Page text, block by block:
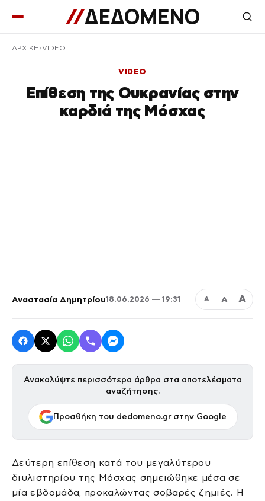
ΑΡΧΙΚΉ VIDEO
VIDEO
Επίθεση της Ουκρανίας στην
καρδιά της Μόσχας
Αναστασία Δημητρίου18.06.2026 — 19:31 Α Α Α
Ανακαλύψτε περισσότερα άρθρα στα αποτελέσματα
αναζήτησης.
Προσθήκη του dedomeno.gr στην Google
Δεύτερη επίθεση κατά του μεγαλύτερου
διυλιστηρίου της Μόσχας σημειώθηκε μέσα σε
μία εβδομάδα, προκαλώντας σοβαρές ζημιές. Η